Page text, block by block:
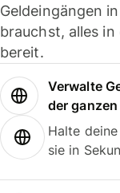
Geldeingängen
brauchst, alles
bereit.
Verwalte
der ganzen
Halte
sie in